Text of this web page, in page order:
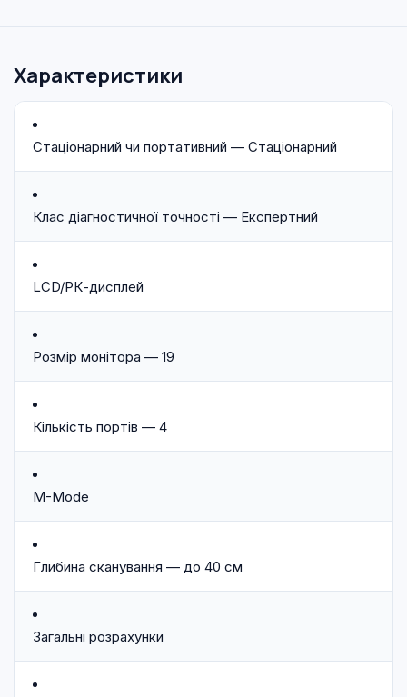
Характеристики
Стаціонарний чи портативний — Стаціонарний
Клас діагностичної точності — Експертний
LCD/РК-дисплей
Розмір монітора — 19
Кількість портів — 4
M-Mode
Глибина сканування — до 40 см
Загальні розрахунки